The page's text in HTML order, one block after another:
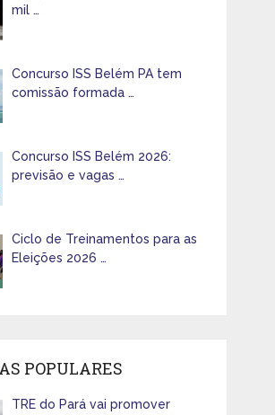
mil …
Concurso ISS Belém PA tem
comissão formada …
Concurso ISS Belém 2026:
previsão e vagas …
Ciclo de Treinamentos para as
Eleições 2026 …
POPULARES
TRE do Pará vai promover